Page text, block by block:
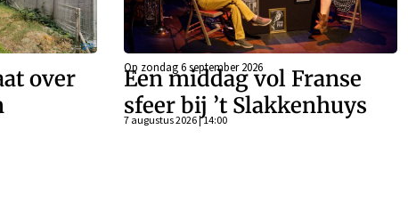
over
Op zondag 6 september 2026
Een middag vol Franse
sfeer bij ’t Slakkenhuys
7 augustus 2026 | 14:00